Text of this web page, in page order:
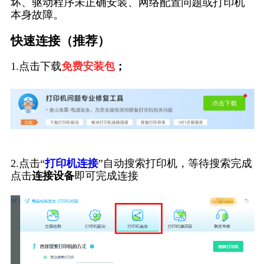
坏、驱动程序未正确安装、网络配置问题或打印机
本身故障。
快速连接（推荐）
1.点击下载免费安装包；
2.点击“打印机连接”自动搜索打印机，等待搜索完成
点击连接设备即可完成连接